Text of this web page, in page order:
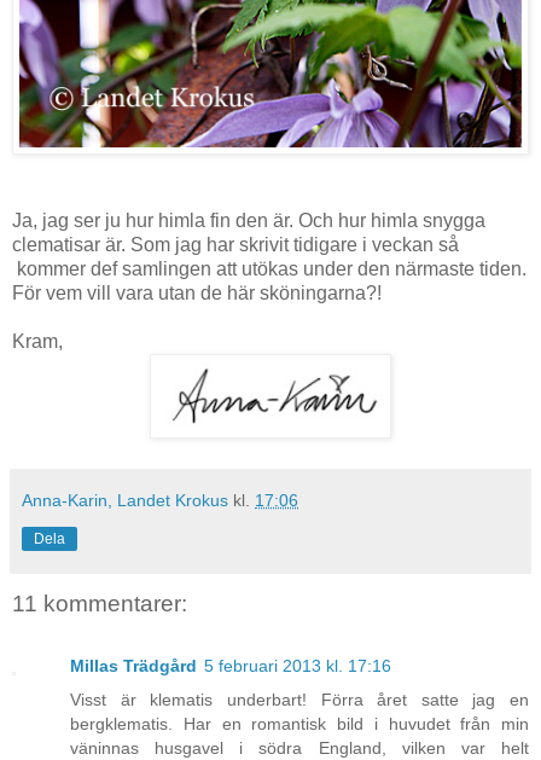
Ja, jag ser ju hur himla fin den är. Och hur himla snygga
clematisar är. Som jag har skrivit tidigare i veckan så
kommer def samlingen att utökas under den närmaste tiden.
För vem vill vara utan de här sköningarna?!
Kram,
Anna-Karin, Landet Krokus kl. 17:06
Dela
11 kommentarer:
Millas Trädgård 5 februari 2013 kl. 17:16
Visst är klematis underbart! Förra året satte jag en
bergklematis. Har en romantisk bild i huvudet från min
väninnas husgavel i södra England, vilken var helt